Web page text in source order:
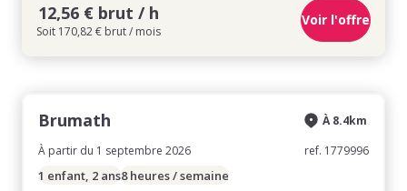
12,56 € brut / h
Soit 170,82 € brut / mois
Voir l'offre
Brumath
À partir du 1 septembre 2026
À 8.4km
ref. 1779996
1 enfant, 2 ans8 heures / semaine